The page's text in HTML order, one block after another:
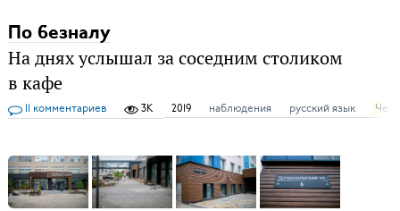
По безналу
На днях услышал за соседним столиком
в кафе
11 комментариев 3K 2019 наблюдения русский язык